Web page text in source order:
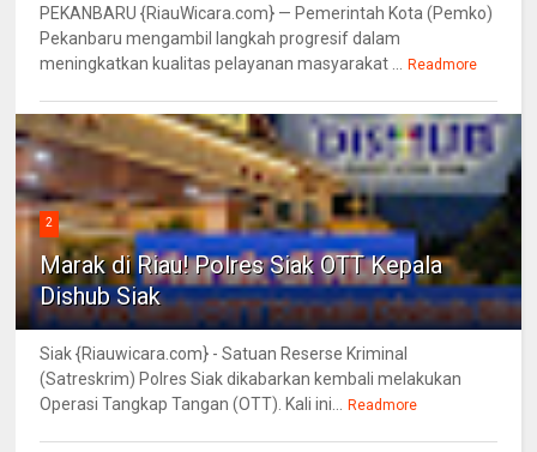
PEKANBARU {RiauWicara.com} — Pemerintah Kota (Pemko)
Pekanbaru mengambil langkah progresif dalam
meningkatkan kualitas pelayanan masyarakat ... Readmore
2
Marak di Riau! Polres Siak OTT Kepala
Dishub Siak
Siak {Riauwicara.com} - Satuan Reserse Kriminal
(Satreskrim) Polres Siak dikabarkan kembali melakukan
Operasi Tangkap Tangan (OTT). Kali ini... Readmore